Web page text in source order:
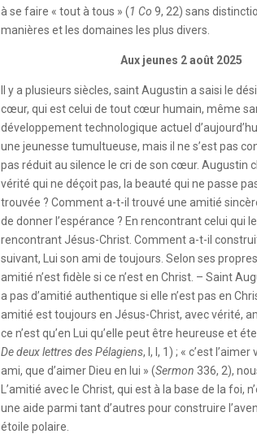
à se faire « tout à tous » (1 Co 9, 22) sans
manières et les domaines les plus divers.
Aux jeunes 2 août 2025
Il y a plusieurs siècles, saint Augustin a saisi le
cœur, qui est celui de tout cœur humain, même
développement technologique actuel
une jeunesse tumultueuse, mais il ne s’est pas
pas réduit au silence le cri de son cœur. Augustin
vérité qui ne déçoit pas, la beauté qui ne passe
trouvée ? Comment a-t-il trouvé une amitié
de donner l’espérance ? En rencontrant celui qui
rencontrant Jésus-Christ. Comment a-t-il
suivant, Lui son ami de toujours. Selon ses
amitié n’est fidèle si ce n’est en Christ. – Saint
a pas d’amitié authentique si elle n’est pas en
amitié est toujours en Jésus-Christ, avec vérité,
ce n’est qu’en Lui qu’elle peut être heureuse et
De deux lettres des Pélagiens, I, I, 1) ; « c’est
ami, que d’aimer Dieu en lui » (Sermon 336, 2),
L’amitié avec le Christ, qui est à la base de la foi,
une aide parmi tant d’autres pour construire
étoile polaire.